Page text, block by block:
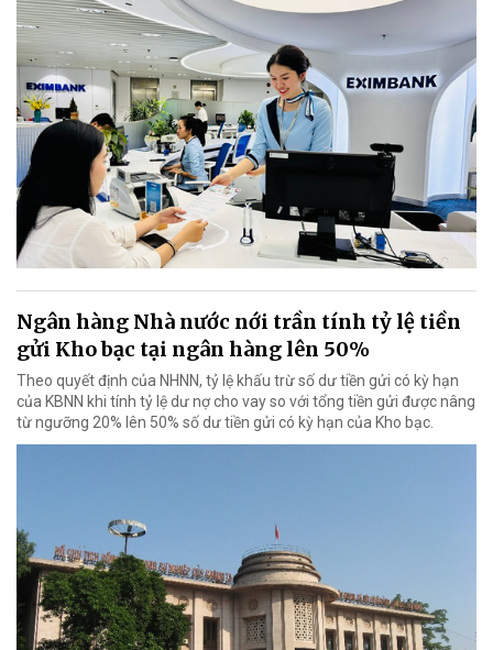
Ngân hàng Nhà nước nới trần tính tỷ lệ tiền
gửi Kho bạc tại ngân hàng lên 50%
Theo quyết định của NHNN, tỷ lệ khấu trừ số dư tiền gửi có kỳ hạn
của KBNN khi tính tỷ lệ dư nợ cho vay so với tổng tiền gửi được nâng
từ ngưỡng 20% lên 50% số dư tiền gửi có kỳ hạn của Kho bạc.